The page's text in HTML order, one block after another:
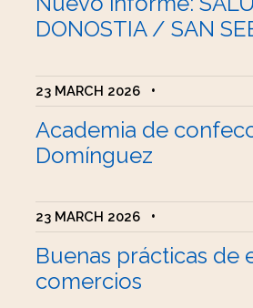
DONOSTIA / SAN
23 MARCH 2026 •
Academia de
Domínguez
23 MARCH 2026 •
Buenas prácticas de
comercios